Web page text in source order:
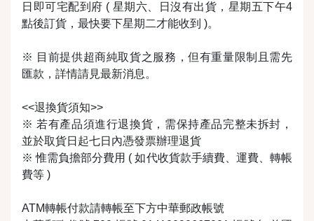
日即可宅配到府 ( 星期六、日沒有出貨，星期五下午4
點後訂貨，最快要下星期二才能收到 )。
※ 目前提供超商純取貨之服務，但有重量限制且需先
匯款，詳情請見最新消息。
<<退換貨須知>>
※ 若有產品須進行退換貨，需保持產品完整未拆封，
並於取貨日起七日內憑發票辦理退貨
※ 惟需負擔部分費用 ( 如代收貨款手續費、運費、轉帳
費等 )
ATM轉帳付款請轉帳至下方中華郵政帳號